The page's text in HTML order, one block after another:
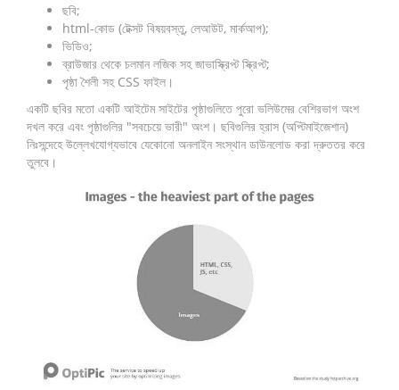
ছবি;
html-কোড (টেক্সট বিষয়বস্তু, লেআউট, মার্কআপ);
ভিডিও;
ব্রাউজার থেকে চলমান লজিক সহ জাভাস্ক্রিপ্ট স্ক্রিপ্ট;
পৃষ্ঠা শৈলী সহ CSS ফাইল।
একটি ছবির মতো একটি আইটেম সাইটের পৃষ্ঠাগুলিতে পুরো ভলিউমের বেশিরভাগ অংশ
দখল করে এবং পৃষ্ঠাগুলির "সবচেয়ে ভারী" অংশ। ছবিগুলির হ্রাস (অপ্টিমাইজেশান)
নিঃসন্দেহে উল্লেখযোগ্যভাবে যেকোনো অনলাইন সংস্থান ডাউনলোড করা দ্রুততর করে
তুলবে।